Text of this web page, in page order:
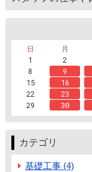
日
月
1
2
8
9
15
16
22
23
29
30
カテゴリ
基礎工事 (4)